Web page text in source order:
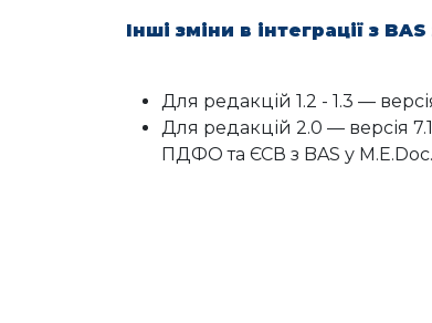
Інші зміни в інтеграції з
Для редакцій 1.2 - 1.3 —
Для редакцій 2.0 — версія
ПДФО та ЄСВ з BAS у M.E.Doc.